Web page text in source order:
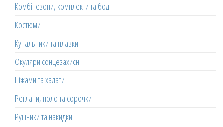
Комбінезони, комплекти та боді
Костюми
Купальники та плавки
Окуляри сонцезахисні
Піжами та халати
Реглани, поло та сорочки
Рушники та накидки